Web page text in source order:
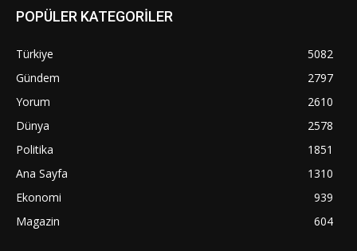
POPÜLER KATEGORİLER
Türkiye
5082
Gündem
2797
Yorum
2610
Dünya
2578
Politika
1851
Ana Sayfa
1310
Ekonomi
939
Magazin
604